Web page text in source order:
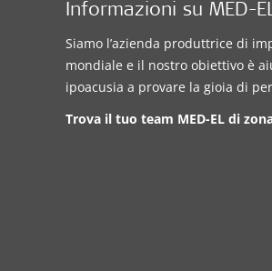
Informazioni su MED-
Siamo l’azienda produttrice di
mondiale e il nostro obiettivo è
ipoacusia a provare la gioia di
Trova il tuo team MED-EL di